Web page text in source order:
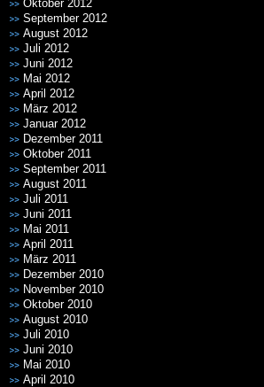
Oktober 2012
September 2012
August 2012
Juli 2012
Juni 2012
Mai 2012
April 2012
März 2012
Januar 2012
Dezember 2011
Oktober 2011
September 2011
August 2011
Juli 2011
Juni 2011
Mai 2011
April 2011
März 2011
Dezember 2010
November 2010
Oktober 2010
August 2010
Juli 2010
Juni 2010
Mai 2010
April 2010